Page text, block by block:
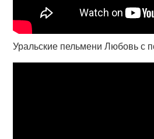
Уральские пельмени Любовь с